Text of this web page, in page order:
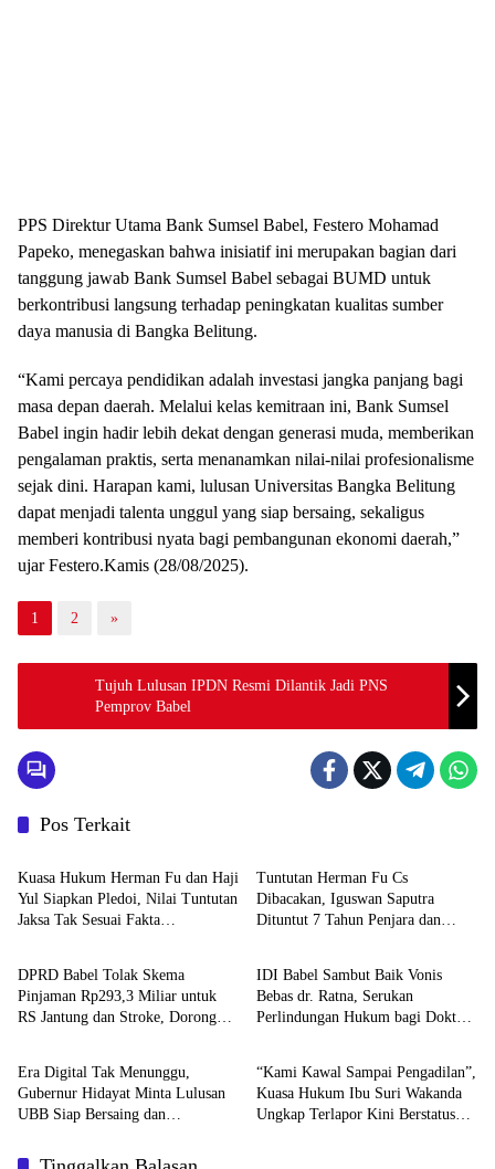
PPS Direktur Utama Bank Sumsel Babel, Festero Mohamad
Papeko, menegaskan bahwa inisiatif ini merupakan bagian dari
tanggung jawab Bank Sumsel Babel sebagai BUMD untuk
berkontribusi langsung terhadap peningkatan kualitas sumber
daya manusia di Bangka Belitung.
“Kami percaya pendidikan adalah investasi jangka panjang bagi
masa depan daerah. Melalui kelas kemitraan ini, Bank Sumsel
Babel ingin hadir lebih dekat dengan generasi muda, memberikan
pengalaman praktis, serta menanamkan nilai-nilai profesionalisme
sejak dini. Harapan kami, lulusan Universitas Bangka Belitung
dapat menjadi talenta unggul yang siap bersaing, sekaligus
memberi kontribusi nyata bagi pembangunan ekonomi daerah,”
ujar Festero.Kamis (28/08/2025).
1 2 »
Tujuh Lulusan IPDN Resmi Dilantik Jadi PNS
Pemprov Babel
Pos Terkait
BABEL XPOSE
Kuasa Hukum Herman Fu dan Haji
Yul Siapkan Pledoi, Nilai Tuntutan
Jaksa Tak Sesuai Fakta
Tuntutan Herman Fu Cs
Dibacakan, Iguswan Saputra
Dituntut 7 Tahun Penjara dan
Advetorial
DPRD Babel Tolak Skema
Pinjaman Rp293,3 Miliar untuk
RS Jantung dan Stroke, Dorong
BABEL XPOSE
IDI Babel Sambut Baik Vonis
Bebas dr. Ratna, Serukan
Perlindungan Hukum bagi Dokter
Advetorial
Era Digital Tak Menunggu,
Gubernur Hidayat Minta Lulusan
UBB Siap Bersaing dan
Featured
“Kami Kawal Sampai Pengadilan”,
Kuasa Hukum Ibu Suri Wakanda
Ungkap Terlapor Kini Berstatus